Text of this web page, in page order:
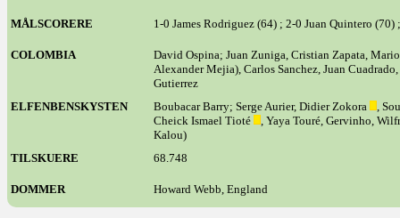
MÅLSCORERE 1-0 James Rodriguez (64) ; 2-0 Juan Quintero
COLOMBIA
David Ospina; Juan Zuniga, Cristian Zapata,
Alexander Mejia), Carlos Sanchez, Juan
Gutierrez
ELFENBENSKYSTEN
Boubacar Barry; Serge Aurier, Didier Zokora
,
Cheick Ismael Tioté
, Yaya Touré, Gervinho,
Kalou)
TILSKUERE
68.748
DOMMER Howard Webb, England